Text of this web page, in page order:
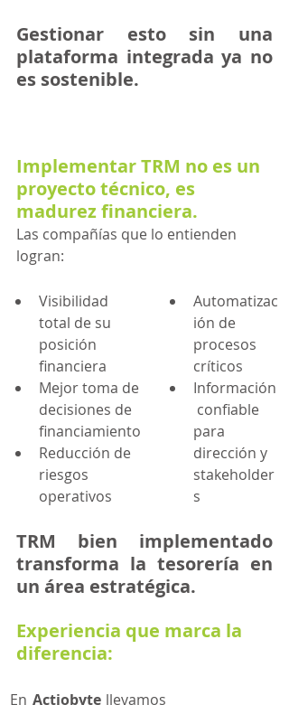
Gestionar esto sin una
plataforma integrada ya no
es sostenible.
Implementar TRM no es un
proyecto técnico, es
madurez financiera.
Las compañías que lo entienden
logran:
Visibilidad
total de su
posición
financiera
Mejor toma de
decisiones de
financiamiento
Reducción de
riesgos
operativos
Automatizac
ión de
procesos
críticos
Información
confiable
para
dirección y
stakeholder
s
TRM bien implementado
transforma la tesorería en
un área estratégica.
Experiencia que marca la
diferencia:
En Actiobyte llevamos